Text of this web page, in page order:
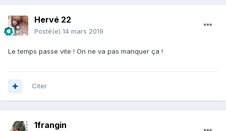
Hervé 22
Posté(e) 14 mars 2019
Le temps passe vite ! On ne va pas manquer ça !
Citer
1frangin